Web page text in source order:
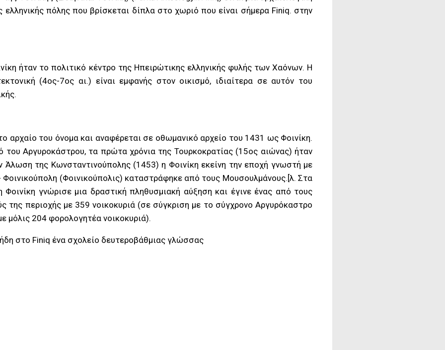
ελληνικής πόλης που βρίσκεται δίπλα στο χωριό που είναι σήμερα Finiq. στην
ήταν το πολιτικό κέντρο της Ηπειρώτικης ελληνικής φυλής των Χαόνων. Η
(4ος-7ος αι.) είναι εμφανής στον οικισμό, ιδιαίτερα σε αυτόν του
αρχαίο του όνομα και αναφέρεται σε οθωμανικό αρχείο του 1431 ως Φοινίκη.
του Αργυροκάστρου, τα πρώτα χρόνια της Τουρκοκρατίας (15ος αιώνας) ήταν
Άλωση της Κωνσταντινούπολης (1453) η Φοινίκη εκείνη την εποχή γνωστή με
Φοινικούπολη (Φοινικούπολις) καταστράφηκε από τους Μουσουλμάνους.[λ. Στα
γνώρισε μια δραστική πληθυσμιακή αύξηση και έγινε ένας από τους
της περιοχής με 359 νοικοκυριά (σε σύγκριση με το σύγχρονο Αργυρόκαστρο
μόλις 204 φορολογητέα νοικοκυριά).
στο Finiq ένα σχολείο δευτεροβάθμιας γλώσσας